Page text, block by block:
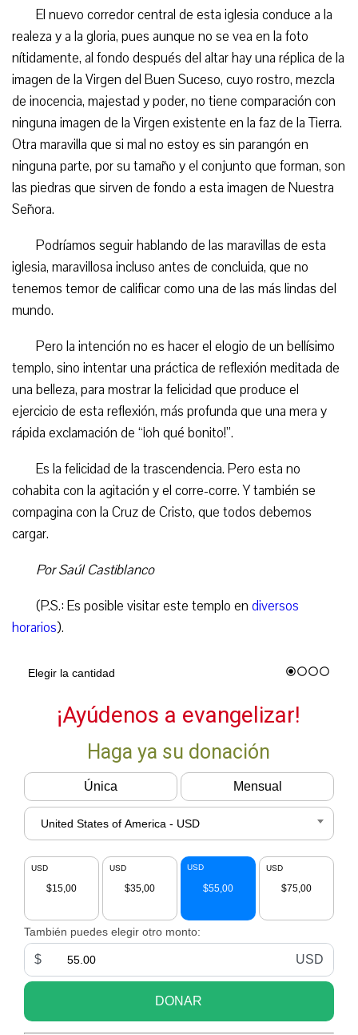
El nuevo corredor central de esta iglesia conduce a la
realeza y a la gloria, pues aunque no se vea en la foto
nítidamente, al fondo después del altar hay una réplica de la
imagen de la Virgen del Buen Suceso, cuyo rostro, mezcla
de inocencia, majestad y poder, no tiene comparación con
ninguna imagen de la Virgen existente en la faz de la Tierra.
Otra maravilla que si mal no estoy es sin parangón en
ninguna parte, por su tamaño y el conjunto que forman, son
las piedras que sirven de fondo a esta imagen de Nuestra
Señora.
Podríamos seguir hablando de las maravillas de esta
iglesia, maravillosa incluso antes de concluida, que no
tenemos temor de calificar como una de las más lindas del
mundo.
Pero la intención no es hacer el elogio de un bellísimo
templo, sino intentar una práctica de reflexión meditada de
una belleza, para mostrar la felicidad que produce el
ejercicio de esta reflexión, más profunda que una mera y
rápida exclamación de “¡oh qué bonito!”.
Es la felicidad de la trascendencia. Pero esta no
cohabita con la agitación y el corre-corre. Y también se
compagina con la Cruz de Cristo, que todos debemos
cargar.
Por Saúl Castiblanco
(P.S.: Es posible visitar este templo en diversos
horarios).